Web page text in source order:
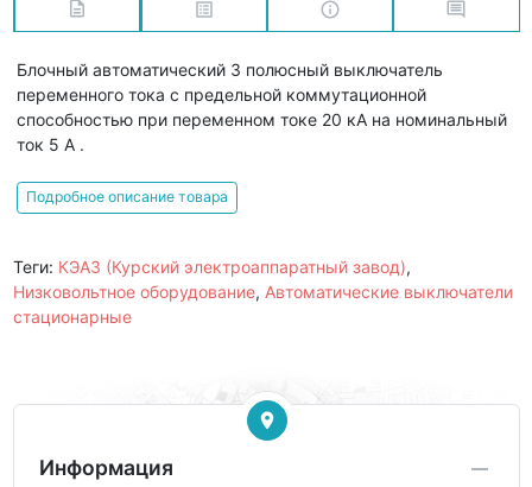
Блочный автоматический 3 полюсный выключатель
переменного тока с предельной коммутационной
способностью при переменном токе 20 кА на номинальный
ток 5 А .
Подробное описание товара
Теги: КЭАЗ (Курский электроаппаратный завод),
Низковольтное оборудование, Автоматические выключатели
стационарные
Информация